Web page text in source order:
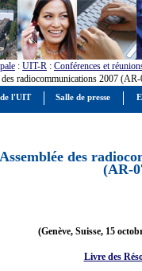
: UIT-R : Conférences et
des radiocommunications 2007
Assemblée des
(AR-
(Genève, Suisse, 15
Livre des
de l'UIT Salle de presse